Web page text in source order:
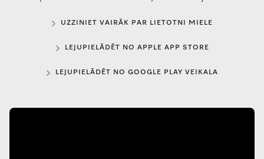
UZZINIET VAIRĀK PAR LIETOTNI MIELE
LEJUPIELĀDĒT NO APPLE APP STORE
LEJUPIELĀDĒT NO GOOGLE PLAY VEIKALA